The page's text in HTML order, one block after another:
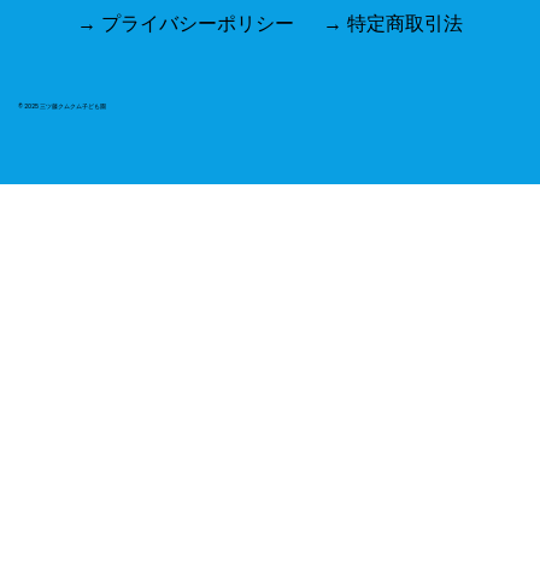
→ プライバシーポリシー
→ 特定商取引法
© 2025 三ツ藤クムクム子ども園